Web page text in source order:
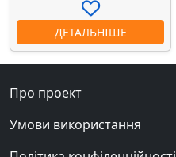
ДЕТАЛЬНІШЕ
Про проект
Умови використання